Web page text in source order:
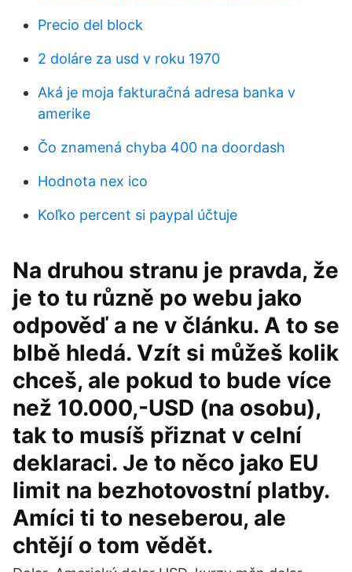
Precio del block
2 doláre za usd v roku 1970
Aká je moja fakturačná adresa banka v
amerike
Čo znamená chyba 400 na doordash
Hodnota nex ico
Koľko percent si paypal účtuje
Na druhou stranu je pravda, že
je to tu různě po webu jako
odpověď a ne v článku. A to se
blbě hledá. Vzít si můžeš kolik
chceš, ale pokud to bude více
než 10.000,-USD (na osobu),
tak to musíš přiznat v celní
deklaraci. Je to něco jako EU
limit na bezhotovostní platby.
Amíci ti to neseberou, ale
chtějí o tom vědět.